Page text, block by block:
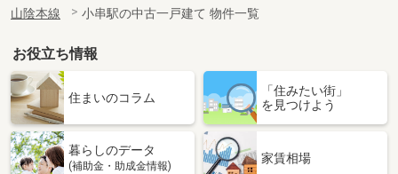
山陰本線
小串駅の中古一戸建て 物件一覧
お役立ち情報
住まいのコラム
「住みたい街」
を見つけよう
暮らしのデータ
(補助金・助成金情報)
家賃相場